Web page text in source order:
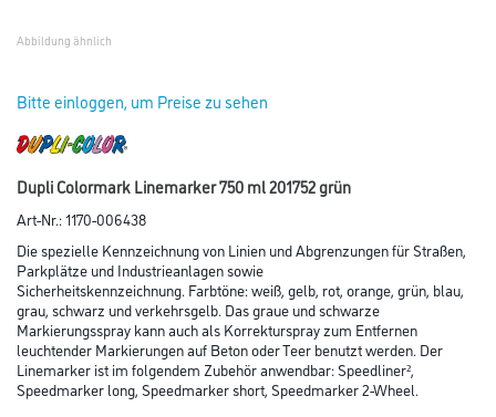
Abbildung ähnlich
Bitte einloggen, um Preise zu sehen
Dupli Colormark Linemarker 750 ml 201752 grün
Art-Nr.:1170-006438
Die spezielle Kennzeichnung von Linien und Abgrenzungen für Straßen,
Parkplätze und Industrieanlagen sowie
Sicherheitskennzeichnung. Farbtöne: weiß, gelb, rot, orange, grün, blau,
grau, schwarz und verkehrsgelb. Das graue und schwarze
Markierungsspray kann auch als Korrekturspray zum Entfernen
leuchtender Markierungen auf Beton oder Teer benutzt werden. Der
Linemarker ist im folgendem Zubehör anwendbar: Speedliner²,
Speedmarker long, Speedmarker short, Speedmarker 2-Wheel.